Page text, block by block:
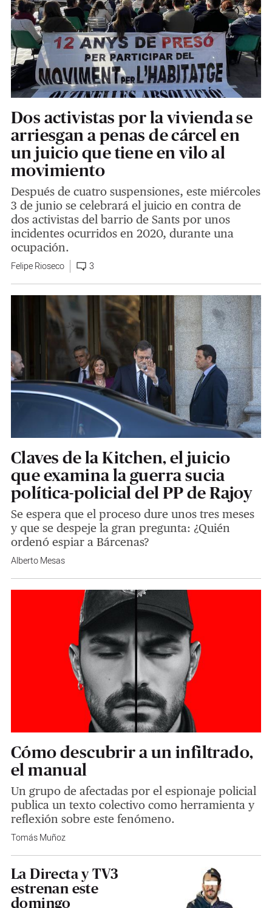
Dos activistas por la vivienda se
arriesgan a penas de cárcel en
un juicio que tiene en vilo al
movimiento
Después de cuatro suspensiones, este miércoles
3 de junio se celebrará el juicio en contra de
dos activistas del barrio de Sants por unos
incidentes ocurridos en 2020, durante una
ocupación.
Felipe Rioseco 3
Claves de la Kitchen, el juicio
que examina la guerra sucia
política-policial del PP de Rajoy
Se espera que el proceso dure unos tres meses
y que se despeje la gran pregunta: ¿Quién
ordenó espiar a Bárcenas?
Alberto Mesas
Cómo descubrir a un infiltrado,
el manual
Un grupo de afectadas por el espionaje policial
publica un texto colectivo como herramienta y
reflexión sobre este fenómeno.
Tomás Muñoz
La Directa y TV3
estrenan este
domingo